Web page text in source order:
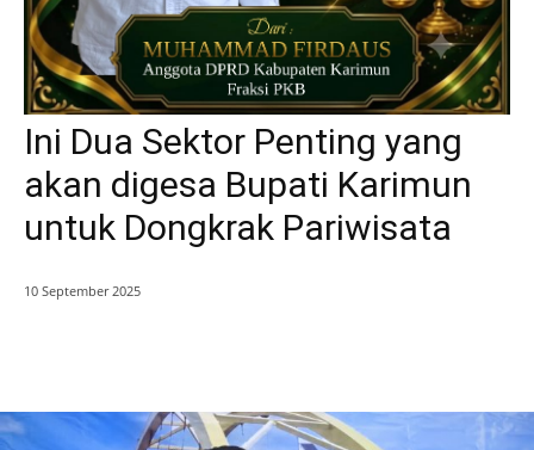
Ini Dua Sektor Penting yang
akan digesa Bupati Karimun
untuk Dongkrak Pariwisata
10 September 2025